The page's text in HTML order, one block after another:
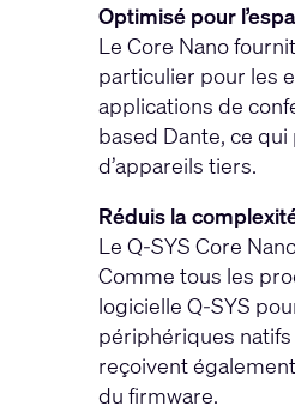
Optimisé pour
Le Core Nano
particulier pour les
applications de
based Dante, ce
d’appareils tiers.
Réduis la
Le Q-SYS Core
Comme tous les
logicielle Q-SYS
périphériques
reçoivent
du firmware.